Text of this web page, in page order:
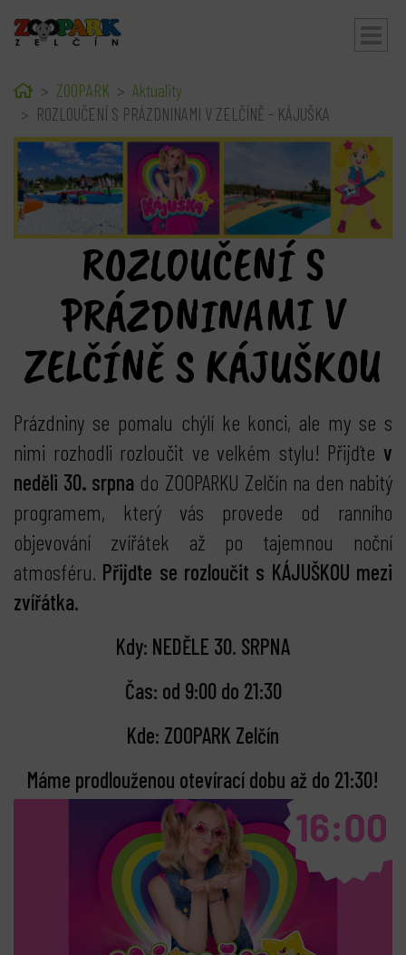
HomeZOOPARK
Aktuality
ROZLOUČENÍ S PRÁZDNINAMI V ZELČÍNĚ - KÁJUŠKA
ROZLOUČENÍ S
PRÁZDNINAMI V
ZELČÍNĚ S KÁJUŠKOU
Prázdniny se pomalu chýlí ke konci, ale my se s
nimi rozhodli rozloučit ve velkém stylu! Přijďte v
neděli 30. srpna do ZOOPARKU Zelčín na den nabitý
programem, který vás provede od ranního
objevování zvířátek až po tajemnou noční
atmosféru. Přijďte se rozloučit s KÁJUŠKOU mezi
zvířátka.
Kdy: NEDĚLE 30. SRPNA
Čas: od 9:00 do 21:30
Kde: ZOOPARK Zelčín
Máme prodlouženou otevírací dobu až do 21:30!